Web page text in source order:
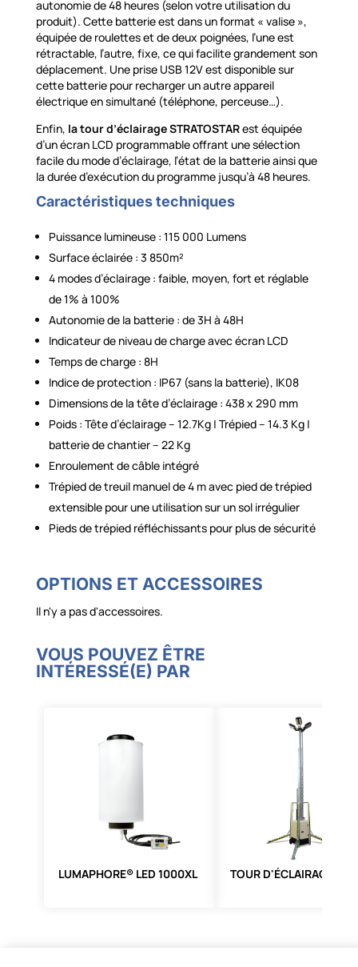
autonomie de 48 heures (selon votre utilisation du
produit). Cette batterie est dans un format « valise »,
équipée de roulettes et de deux poignées, l’une est
rétractable, l’autre, fixe, ce qui facilite grandement son
déplacement. Une prise USB 12V est disponible sur
cette batterie pour recharger un autre appareil
électrique en simultané (téléphone, perceuse…).
Enfin, la tour d’éclairage STRATOSTARest équipée
d’un écran LCD programmable offrant une sélection
facile du mode d’éclairage, l’état de la batterie ainsi que
la durée d’exécution du programme jusqu’à 48 heures.
Caractéristiques techniques
Puissance lumineuse : 115 000 Lumens
Surface éclairée : 3 850m²
4 modes d’éclairage : faible, moyen, fort et réglable
de 1% à 100%
Autonomie de la batterie : de 3H à 48H
Indicateur de niveau de charge avec écran LCD
Temps de charge : 8H
Indice de protection : IP67 (sans la batterie), IK08
Dimensions de la tête d’éclairage : 438 x 290 mm
Poids : Tête d’éclairage – 12.7Kg | Trépied – 14.3 Kg |
batterie de chantier – 22 Kg
Enroulement de câble intégré
Trépied de treuil manuel de 4 m avec pied de trépied
extensible pour une utilisation sur un sol irrégulier
Pieds de trépied réfléchissants pour plus de sécurité
OPTIONS ET ACCESSOIRES
Il n'y a pas d'accessoires.
VOUS POUVEZ ÊTRE
INTÉRESSÉ(E) PAR
LUMAPHORE® LED 1000XL TOUR D'ÉCLAIRAGE TF4